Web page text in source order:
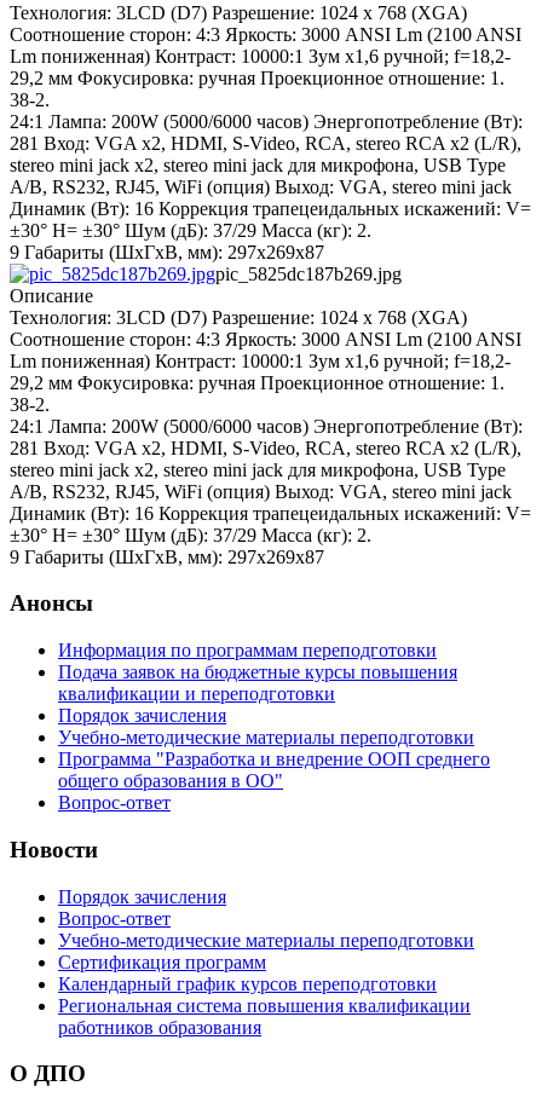
Технология: 3LCD (D7) Разрешение: 1024 x 768 (XGA)
Соотношение сторон: 4:3 Яркость: 3000 ANSI Lm (2100 ANSI
Lm пониженная) Контраст: 10000:1 Зум х1,6 ручной; f=18,2-
29,2 мм Фокусировка: ручная Проекционное отношение: 1.
38-2.
24:1 Лампа: 200W (5000/6000 часов) Энергопотребление (Вт):
281 Вход: VGA x2, HDMI, S-Video, RCA, stereo RCA x2 (L/R),
stereo mini jack х2, stereo mini jack для микрофона, USB Type
A/B, RS232, RJ45, WiFi (опция) Выход: VGA, stereo mini jack
Динамик (Вт): 16 Коррекция трапецеидальных искажений: V=
±30° H= ±30° Шум (дБ): 37/29 Масса (кг): 2.
9 Габариты (ШхГхВ, мм): 297‎x269x87
pic_5825dc187b269.jpg
Описание
Технология: 3LCD (D7) Разрешение: 1024 x 768 (XGA)
Соотношение сторон: 4:3 Яркость: 3000 ANSI Lm (2100 ANSI
Lm пониженная) Контраст: 10000:1 Зум х1,6 ручной; f=18,2-
29,2 мм Фокусировка: ручная Проекционное отношение: 1.
38-2.
24:1 Лампа: 200W (5000/6000 часов) Энергопотребление (Вт):
281 Вход: VGA x2, HDMI, S-Video, RCA, stereo RCA x2 (L/R),
stereo mini jack х2, stereo mini jack для микрофона, USB Type
A/B, RS232, RJ45, WiFi (опция) Выход: VGA, stereo mini jack
Динамик (Вт): 16 Коррекция трапецеидальных искажений: V=
±30° H= ±30° Шум (дБ): 37/29 Масса (кг): 2.
9 Габариты (ШхГхВ, мм): 297‎x269x87
Анонсы
Информация по программам переподготовки
Подача заявок на бюджетные курсы повышения
квалификации и переподготовки
Порядок зачисления
Учебно-методические материалы переподготовки
Программа "Разработка и внедрение ООП среднего
общего образования в ОО"
Вопрос-ответ
Новости
Порядок зачисления
Вопрос-ответ
Учебно-методические материалы переподготовки
Сертификация программ
Календарный график курсов переподготовки
Региональная система повышения квалификации
работников образования
О ДПО